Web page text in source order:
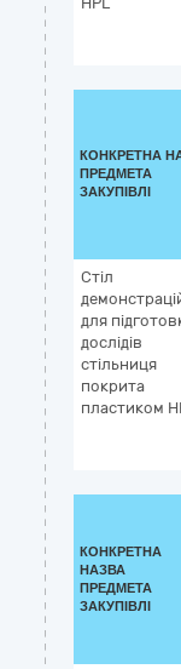
КОНКРЕТНА
ПРЕДМЕТА
ЗАКУПІВЛІ
Стіл
для
дослідів
стільниця
покрита
пластиком
КОНКРЕТНА
НАЗВА
ПРЕДМЕТА
ЗАКУПІВЛІ